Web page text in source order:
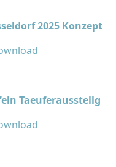
2025 Konzept
Taeuferausstellg